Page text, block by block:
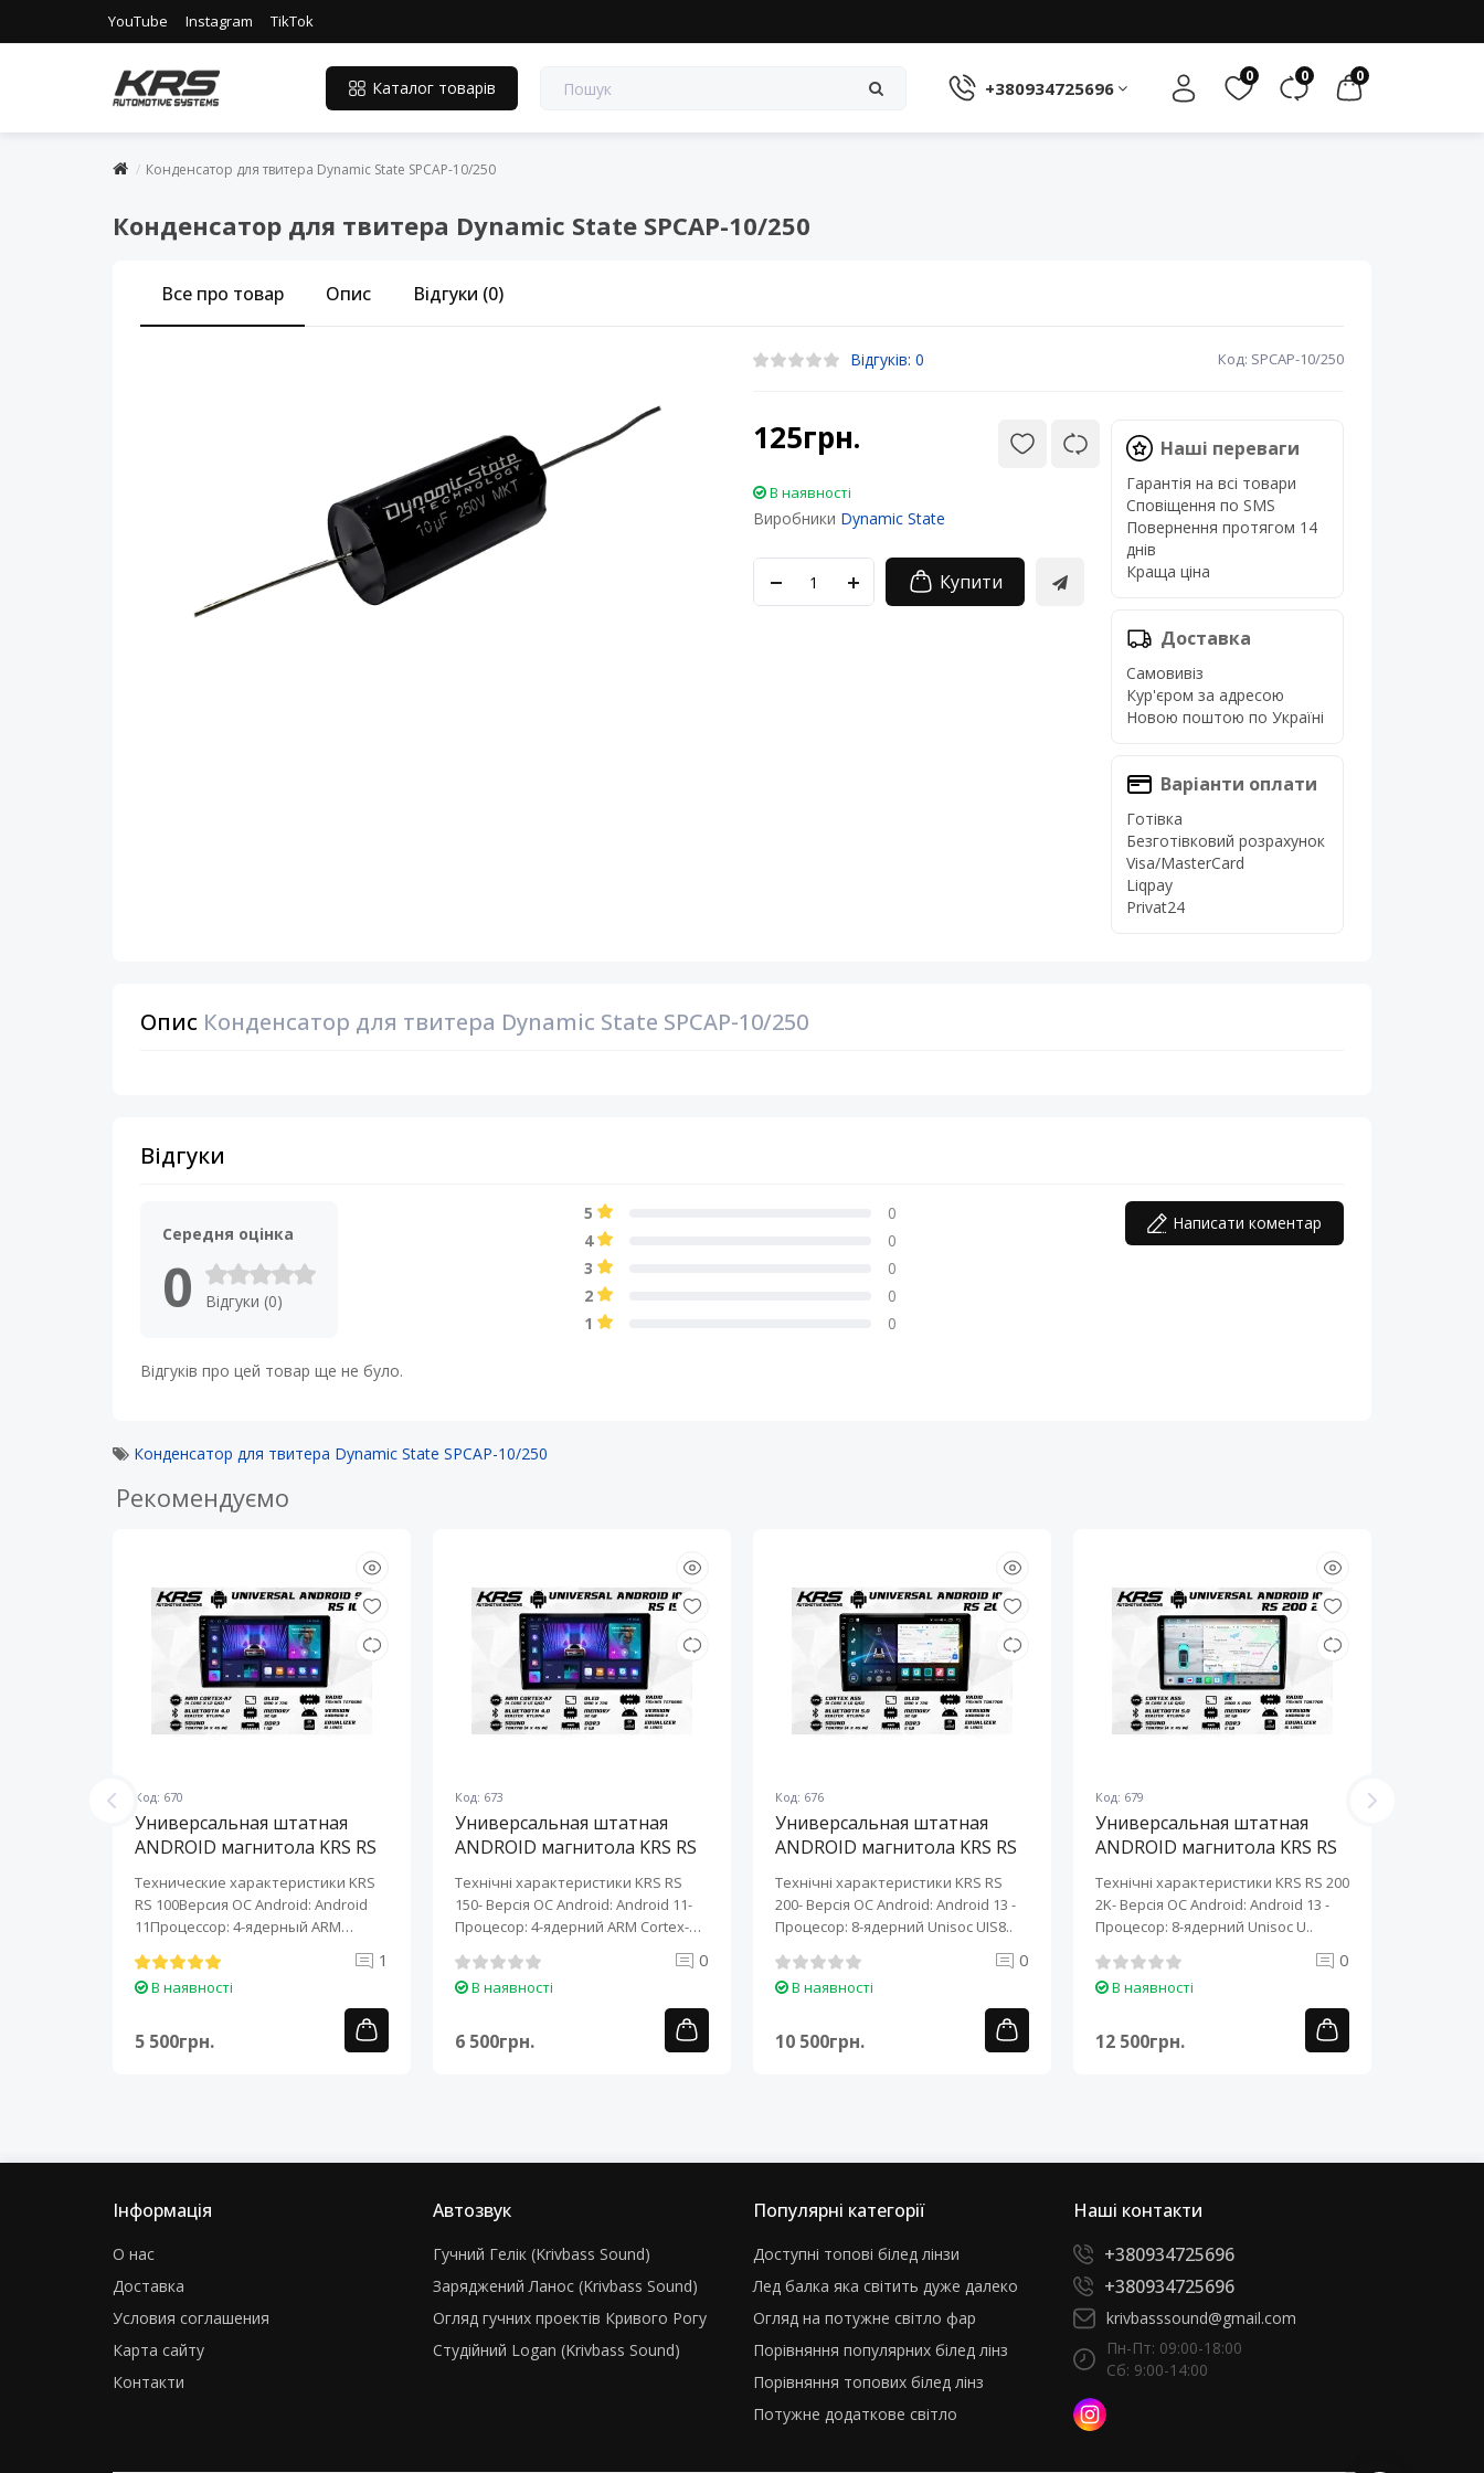
YouTube Instagram TikTok
Каталог товарів +380934725696
0 0 0
Конденсатор для твитера Dynamic State SPCAP-10/250
Конденсатор для твитера Dynamic State SPCAP-10/250
Все про товар Опис Відгуки (0)
Відгуків: 0 Код: SPCAP-10/250
125грн.
В наявності
Виробники Dynamic State
Купити
Наші переваги
Гарантія на всі товари
Сповіщення по SMS
Повернення протягом 14
днів
Краща ціна
Доставка
Самовивіз
Кур'єром за адресою
Новою поштою по Україні
Варіанти оплати
Готівка
Безготівковий розрахунок
Visa/MasterCard
Liqpay
Privat24
Опис Конденсатор для твитера Dynamic State SPCAP-10/250
Відгуки
Середня оцінка
0 Відгуки (0)
5
0
4
0
3
0
2
0
1
0
Написати коментар
Відгуків про цей товар ще не було.
Конденсатор для твитера Dynamic State SPCAP-10/250
Рекомендуємо
Код: 670
Универсальная штатная
ANDROID магнитола KRS RS
Технические характеристики KRS
RS 100Версия ОС Android: Android
11Процессор: 4-ядерный ARM
1
В наявності
5 500грн.
Код: 673
Универсальная штатная
ANDROID магнитола KRS RS
Технічні характеристики KRS RS
150- Версія ОС Android: Android 11-
Процесор: 4-ядерний ARM Cortex-
0
В наявності
6 500грн.
Код: 676
Универсальная штатная
ANDROID магнитола KRS RS
Технічні характеристики KRS RS
200- Версія ОС Android: Android 13 ​-
Процесор: 8-ядерний Unisoc UIS8..
0
В наявності
10 500грн.
Код: 679
Универсальная штатная
ANDROID магнитола KRS RS
Технічні характеристики KRS RS 200
2K- Версія ОС Android: Android 13 ​-
Процесор: 8-ядерний Unisoc U..
0
В наявності
12 500грн.
Інформація
О нас
Доставка
Условия соглашения
Карта сайту
Контакти
Автозвук
Гучний Гелік (Krivbass Sound)
Заряджений Ланос (Krivbass Sound)
Огляд гучних проектів Кривого Рогу
Студійний Logan (Krivbass Sound)
Популярні категорії
Доступні топові білед лінзи
Лед балка яка світить дуже далеко
Огляд на потужне світло фар
Порівняння популярних білед лінз
Порівняння топових білед лінз
Потужне додаткове світло
Наші контакти
+380934725696
+380934725696
krivbasssound@gmail.com
Пн-Пт: 09:00-18:00
Сб: 9:00-14:00